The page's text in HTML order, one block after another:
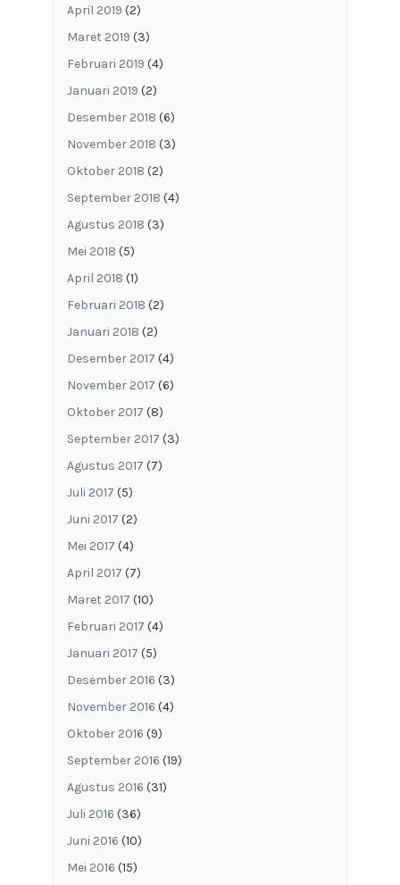
April 2019 (2)
Maret 2019 (3)
Februari 2019 (4)
Januari 2019 (2)
Desember 2018 (6)
November 2018 (3)
Oktober 2018 (2)
September 2018 (4)
Agustus 2018 (3)
Mei 2018 (5)
April 2018 (1)
Februari 2018 (2)
Januari 2018 (2)
Desember 2017 (4)
November 2017 (6)
Oktober 2017 (8)
September 2017 (3)
Agustus 2017 (7)
Juli 2017 (5)
Juni 2017 (2)
Mei 2017 (4)
April 2017 (7)
Maret 2017 (10)
Februari 2017 (4)
Januari 2017 (5)
Desember 2016 (3)
November 2016 (4)
Oktober 2016 (9)
September 2016 (19)
Agustus 2016 (31)
Juli 2016 (36)
Juni 2016 (10)
Mei 2016 (15)